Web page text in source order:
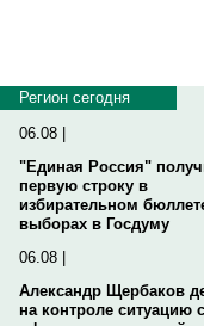
Регион сегодня
06.08 |
"Единая Россия"
первую строку в
избирательном
выборах в Госдуму
06.08 |
Александр Щербаков
на контроле ситуацию с